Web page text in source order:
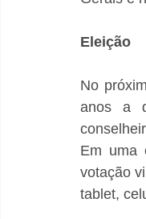
Eleição
No
anos a
Em uma
votação
tablet,